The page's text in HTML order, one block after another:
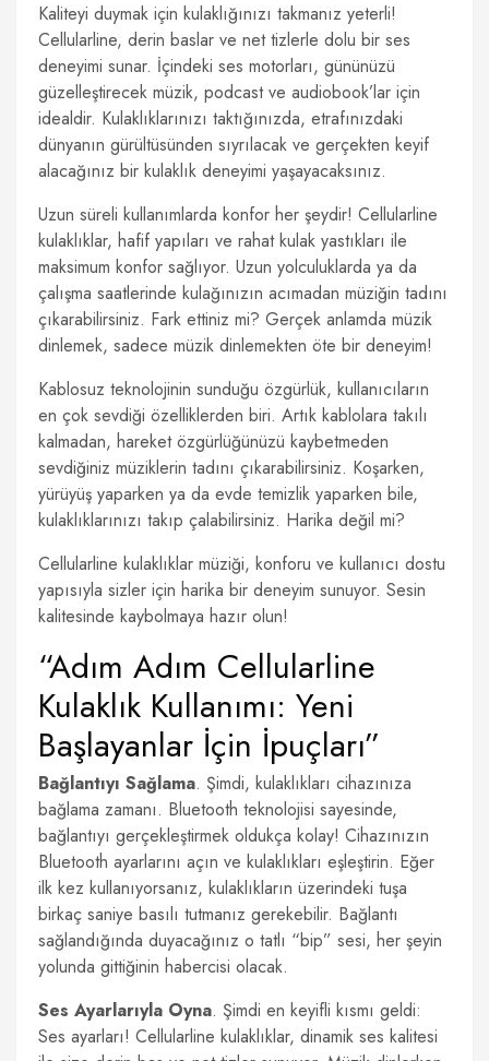
Kaliteyi duymak için kulaklığınızı takmanız yeterli!
Cellularline, derin baslar ve net tizlerle dolu bir ses
deneyimi sunar. İçindeki ses motorları, gününüzü
güzelleştirecek müzik, podcast ve audiobook’lar için
idealdir. Kulaklıklarınızı taktığınızda, etrafınızdaki
dünyanın gürültüsünden sıyrılacak ve gerçekten keyif
alacağınız bir kulaklık deneyimi yaşayacaksınız.
Uzun süreli kullanımlarda konfor her şeydir! Cellularline
kulaklıklar, hafif yapıları ve rahat kulak yastıkları ile
maksimum konfor sağlıyor. Uzun yolculuklarda ya da
çalışma saatlerinde kulağınızın acımadan müziğin tadını
çıkarabilirsiniz. Fark ettiniz mi? Gerçek anlamda müzik
dinlemek, sadece müzik dinlemekten öte bir deneyim!
Kablosuz teknolojinin sunduğu özgürlük, kullanıcıların
en çok sevdiği özelliklerden biri. Artık kablolara takılı
kalmadan, hareket özgürlüğünüzü kaybetmeden
sevdiğiniz müziklerin tadını çıkarabilirsiniz. Koşarken,
yürüyüş yaparken ya da evde temizlik yaparken bile,
kulaklıklarınızı takıp çalabilirsiniz. Harika değil mi?
Cellularline kulaklıklar müziği, konforu ve kullanıcı dostu
yapısıyla sizler için harika bir deneyim sunuyor. Sesin
kalitesinde kaybolmaya hazır olun!
“Adım Adım Cellularline
Kulaklık Kullanımı: Yeni
Başlayanlar İçin İpuçları”
Bağlantıyı Sağlama. Şimdi, kulaklıkları cihazınıza
bağlama zamanı. Bluetooth teknolojisi sayesinde,
bağlantıyı gerçekleştirmek oldukça kolay! Cihazınızın
Bluetooth ayarlarını açın ve kulaklıkları eşleştirin. Eğer
ilk kez kullanıyorsanız, kulaklıkların üzerindeki tuşa
birkaç saniye basılı tutmanız gerekebilir. Bağlantı
sağlandığında duyacağınız o tatlı “bip” sesi, her şeyin
yolunda gittiğinin habercisi olacak.
Ses Ayarlarıyla Oyna. Şimdi en keyifli kısmı geldi:
Ses ayarları! Cellularline kulaklıklar, dinamik ses kalitesi